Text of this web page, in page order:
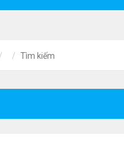
Tìm kiếm